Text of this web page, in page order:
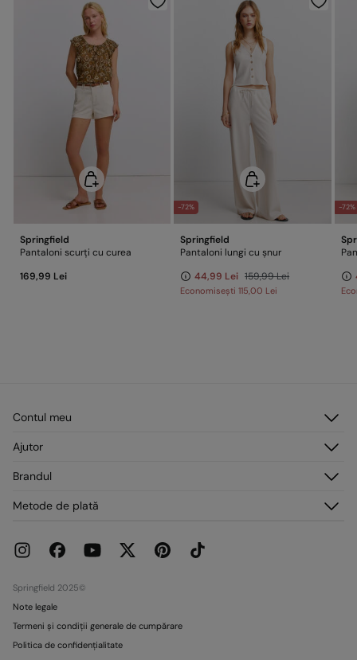
Fabricat în: Bangladesh
Distribuit de: Tendam Retail RO S.R.L.
Springfield
Pantaloni scurți cu curea
169,99 Lei
-72%
Springfield
Pantaloni lungi cu șnur
44,99 Lei 159,99 Lei
Economisești115,00 Lei
-72%
Contul meu
Înregistrare
Adresele mele
Ajutor
Livrare
Promoții curente
Brandul
Magazine
Metode de plată
Springfield 2025©
Note legale
Termeni și condiții generale de cumpărare
Politica de confidențialitate